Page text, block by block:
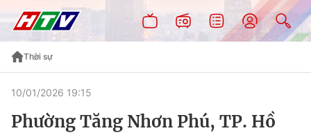
Thời sự
10/01/2026 19:15
Phường Tăng Nhơn Phú, TP. Hồ